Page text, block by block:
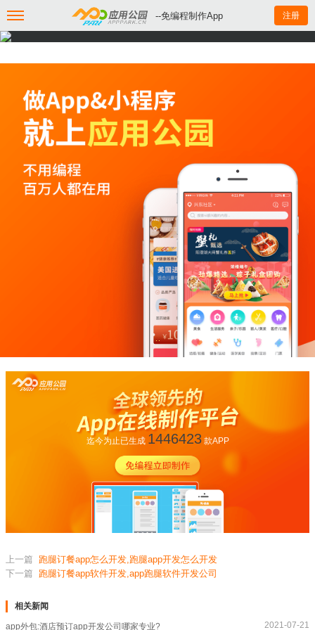
--免编程制作App 注册
迄今为止已生成 1446423款APP
上一篇
跑腿订餐app怎么开发,跑腿app开发怎么开发
下一篇
跑腿订餐app软件开发,app跑腿软件开发公司
相关新闻
app外包:酒店预订app开发公司哪家专业? 2021-07-21